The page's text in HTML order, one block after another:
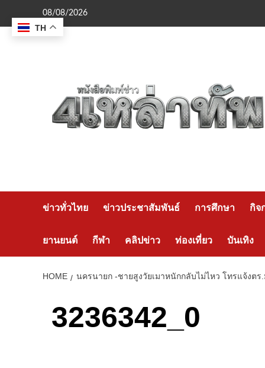
content
08/08/2026
ข่าวทั่วไทย ข่าวประชาสัมพันธ์ การศึกษา กิจ
ยานยนต์ กีฬา คลิปข่าว ท่องเที่ยว บันเทิง
HOME นครนายก -ชายสูงวัยเมาหนักกลับไม่ไหว โทรแจ้งต
3236342_0
TH